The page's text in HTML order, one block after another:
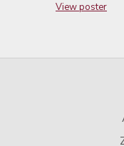
View poster